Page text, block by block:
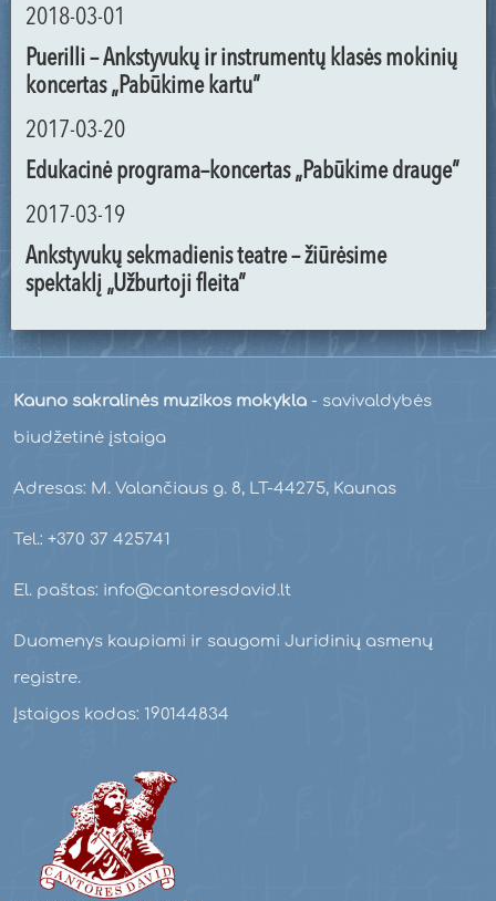
2018-03-01
Puerilli – Ankstyvukų ir instrumentų klasės mokinių
koncertas „Pabūkime kartu”
2017-03-20
Edukacinė programa–koncertas „Pabūkime drauge”
2017-03-19
Ankstyvukų sekmadienis teatre – žiūrėsime
spektaklį „Užburtoji fleita”
Kauno sakralinės muzikos mokykla - savivaldybės
biudžetinė įstaiga
Adresas: M. Valančiaus g. 8, LT-44275, Kaunas
Tel.: +370 37 425741
El. paštas: info@cantoresdavid.lt
Duomenys kaupiami ir saugomi Juridinių asmenų
registre.
Įstaigos kodas: 190144834